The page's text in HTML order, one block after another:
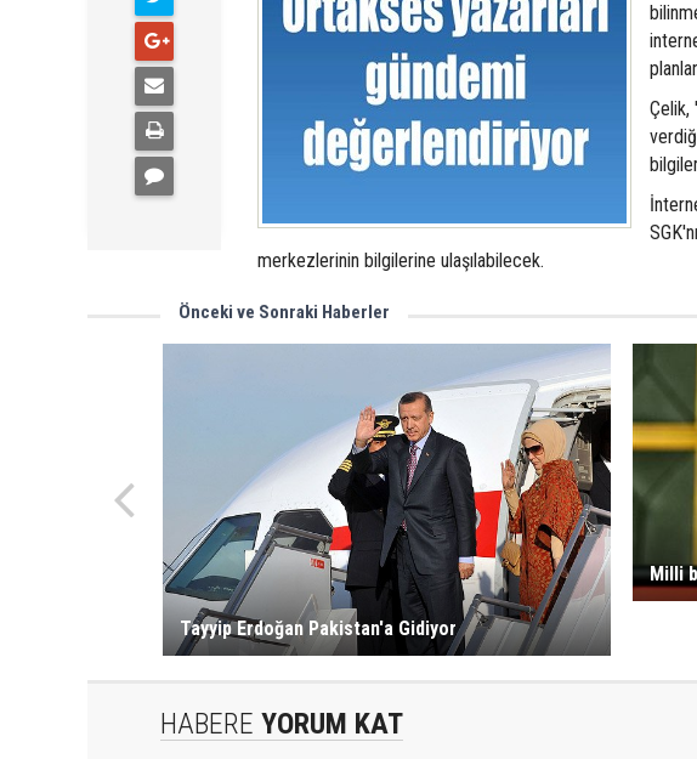
Çelik,
merkezlerinin bilgilerine ulaşılabilecek.
Önceki ve Sonraki Haberler
Tayyip Erdoğan Pakistan'a Gidiyor
Milli
HABERE YORUM KAT